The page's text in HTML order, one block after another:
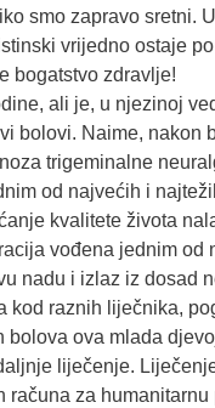
smo zapravo sretni.
vrijedno ostaje
bogatstvo zdravlje!
ali je, u njezinoj
bolovi. Naime, nakon
trigeminalne
od najvećih i
kvalitete života
vođena jednim
nadu i izlaz iz dosad
kod raznih liječnika,
bolova ova mlada
liječenje.
računa za